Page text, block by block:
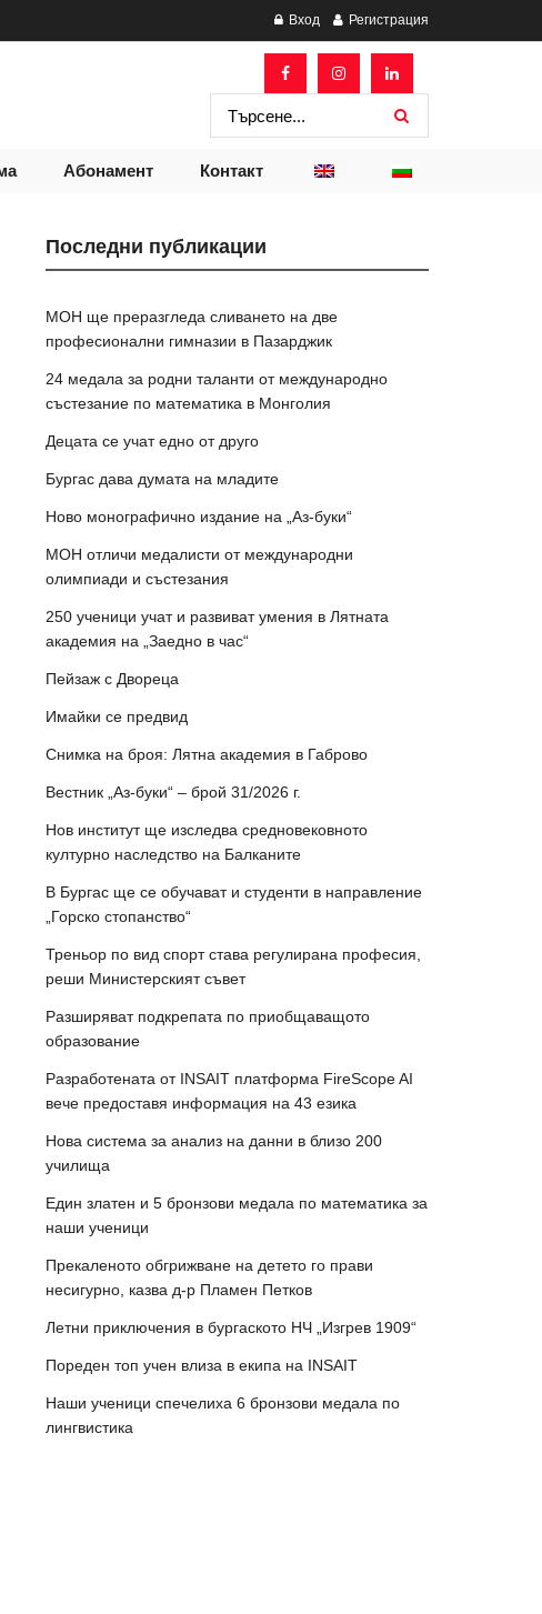
Вход Регистрация
Абонамент Контакт
Последни публикации
МОН ще преразгледа сливането на две
професионални гимназии в Пазарджик
24 медала за родни таланти от международно
състезание по математика в Монголия
Децата се учат едно от друго
Бургас дава думата на младите
Ново монографично издание на „Аз-буки“
МОН отличи медалисти от международни
олимпиади и състезания
250 ученици учат и развиват умения в Лятната
академия на „Заедно в час“
Пейзаж с Двореца
Имайки се предвид
Снимка на броя: Лятна академия в Габрово
Вестник „Аз-буки“ – брой 31/2026 г.
Нов институт ще изследва средновековното
културно наследство на Балканите
В Бургас ще се обучават и студенти в направление
„Горско стопанство“
Треньор по вид спорт става регулирана професия,
реши Министерският съвет
Разширяват подкрепата по приобщаващото
образование
Разработената от INSAIT платформа FireScope AI
вече предоставя информация на 43 езика
Нова система за анализ на данни в близо 200
училища
Един златен и 5 бронзови медала по математика за
наши ученици
Прекаленото обгрижване на детето го прави
несигурно, казва д-р Пламен Петков
Летни приключения в бургаското НЧ „Изгрев 1909“
Пореден топ учен влиза в екипа на INSAIT
Наши ученици спечелиха 6 бронзови медала по
лингвистика